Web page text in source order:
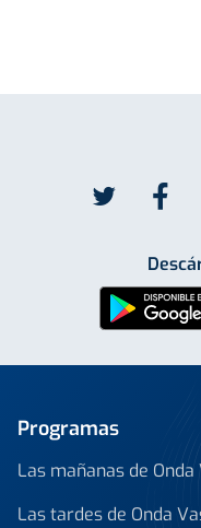
Programas
Las mañanas de Onda
Las tardes de Onda